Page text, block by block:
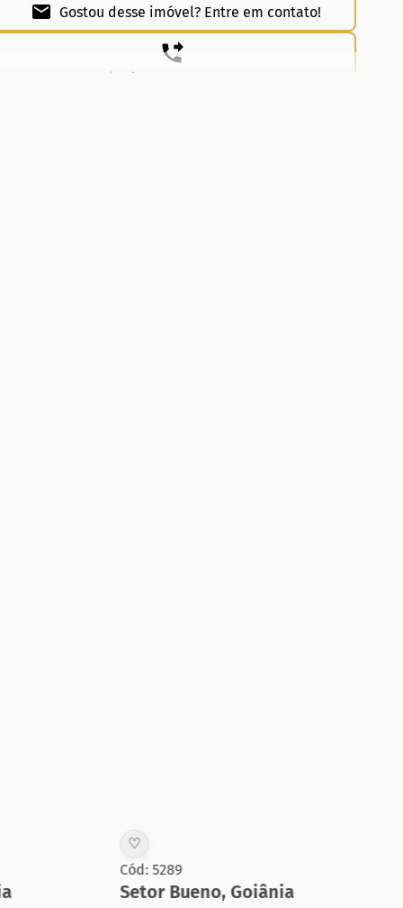
Gostou desse imóvel? Entre em contato!
(62) 99831-0020
Cód: 5289
Setor Bueno,Goiânia